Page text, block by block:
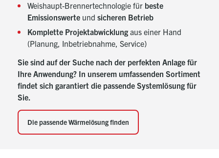
Weishaupt-Brennertechnologie für beste
Emissionswerte und sicheren Betrieb
Komplette Projektabwicklung aus einer Hand
(Planung, Inbetriebnahme, Service)
Sie sind auf der Suche nach der perfekten Anlage für
Ihre Anwendung? In unserem umfassenden Sortiment
findet sich garantiert die passende Systemlösung für
Sie.
Die passende Wärmelösung finden